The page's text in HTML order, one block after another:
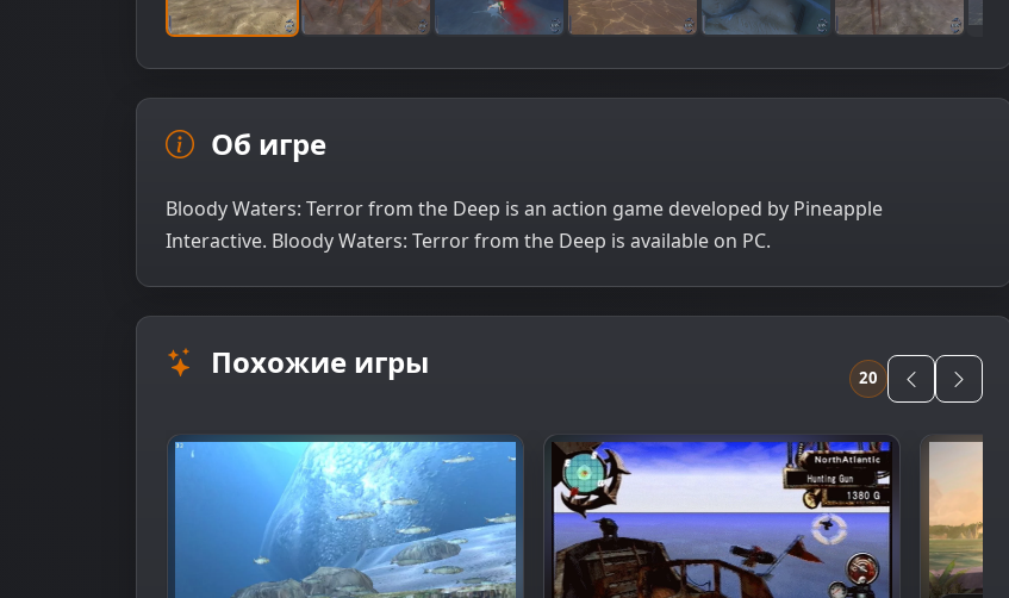
Об игре
Bloody Waters: Terror from the Deep is an action game developed by Pineapple
Interactive. Bloody Waters: Terror from the Deep is available on PC.
Похожие игры 20